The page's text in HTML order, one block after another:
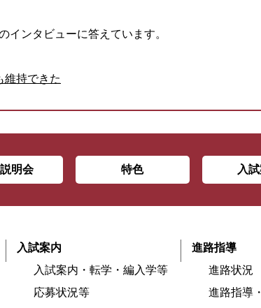
インタビューに答えています。
維持できた
明会 特色 入
入試案内
入試案内・転学・編入学等
応募状況等
進路指導
進路状況
進路指導